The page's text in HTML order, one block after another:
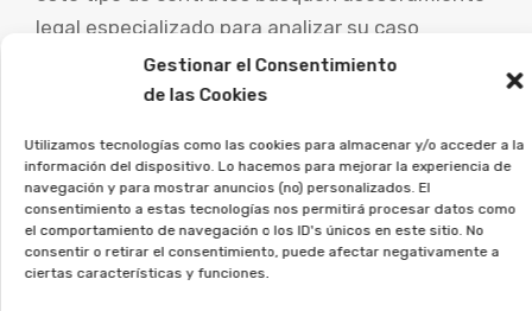
Gestionar el Consentimiento
de las Cookies
Utilizamos tecnologías como las cookies para almacenar y/o acceder a la
información del dispositivo. Lo hacemos para mejorar la experiencia de
navegación y para mostrar anuncios (no) personalizados. El
consentimiento a estas tecnologías nos permitirá procesar datos como
el comportamiento de navegación o los ID's únicos en este sitio. No
consentir o retirar el consentimiento, puede afectar negativamente a
ciertas características y funciones.
legal especializado para analizar su caso
particular y estudiar las vías de reclamación.
consumidores a ejercer sus
derechos.
Si estás en esta situación, únete a la asociación,
y veremos si puedes reclamar.